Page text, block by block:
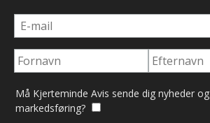
Må Kjerteminde Avis sende dig nyheder og
markedsføring?